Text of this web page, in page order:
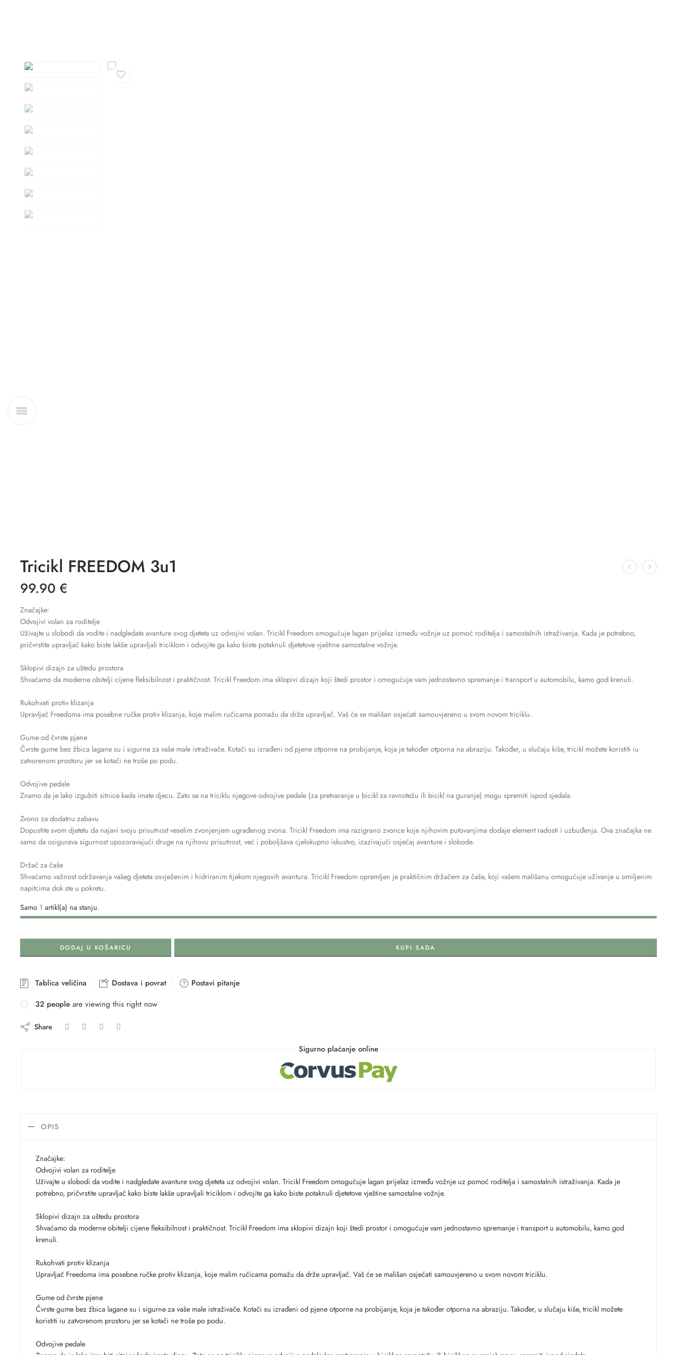
Tricikl FREEDOM 3u1
99.90 €
Značajke:
Odvojivi volan za roditelje
Uživajte u slobodi da vodite i nadgledate avanture svog djeteta uz odvojivi volan. Tricikl Freedom omogućuje lagan prijelaz između vožnje uz pomoć roditelja i samostalnih istraživanja. Kada je potrebno,
pričvrstite upravljač kako biste lakše upravljali triciklom i odvojite ga kako biste potaknuli djetetove vještine samostalne vožnje.
Sklopivi dizajn za uštedu prostora
Shvaćamo da moderne obitelji cijene fleksibilnost i praktičnost. Tricikl Freedom ima sklopivi dizajn koji štedi prostor i omogućuje vam jednostavno spremanje i transport u automobilu, kamo god krenuli.
Rukohvati protiv klizanja
Upravljač Freedoma ima posebne ručke protiv klizanja, koje malim ručicama pomažu da drže upravljač. Vaš će se mališan osjećati samouvjereno u svom novom triciklu.
Gume od čvrste pjene
Čvrste gume bez žbica lagane su i sigurne za vaše male istraživače. Kotači su izrađeni od pjene otporne na probijanje, koja je također otporna na abraziju. Također, u slučaju kiše, tricikl možete koristiti iu
zatvorenom prostoru jer se kotači ne troše po podu.
Odvojive pedale
Znamo da je lako izgubiti sitnice kada imate djecu. Zato se na triciklu njegove odvojive pedale (za pretvaranje u bicikl za ravnotežu ili bicikl na guranje) mogu spremiti ispod sjedala.
Zvono za dodatnu zabavu
Dopustite svom djetetu da najavi svoju prisutnost veselim zvonjenjem ugrađenog zvona. Tricikl Freedom ima razigrano zvonce koje njihovim putovanjima dodaje element radosti i uzbuđenja. Ova značajka ne
samo da osigurava sigurnost upozoravajući druge na njihovu prisutnost, već i poboljšava cjelokupno iskustvo, izazivajući osjećaj avanture i slobode.
Držač za čaše
Shvaćamo važnost održavanja vašeg djeteta osvježenim i hidriranim tijekom njegovih avantura. Tricikl Freedom opremljen je praktičnim držačem za čaše, koji vašem mališanu omogućuje uživanje u omiljenim
napitcima dok ste u pokretu.
Samo 1 artikl(a) na stanju.
DODAJ U KOŠARICU KUPI SADA
Tablica veličina Dostava i povrat
Postavi pitanje
35 people are viewing this right now
Share
Sigurno plaćanje online
OPIS
Značajke:
Odvojivi volan za roditelje
Uživajte u slobodi da vodite i nadgledate avanture svog djeteta uz odvojivi volan. Tricikl Freedom omogućuje lagan prijelaz između vožnje uz pomoć roditelja i samostalnih istraživanja. Kada je
potrebno, pričvrstite upravljač kako biste lakše upravljali triciklom i odvojite ga kako biste potaknuli djetetove vještine samostalne vožnje.
Sklopivi dizajn za uštedu prostora
Shvaćamo da moderne obitelji cijene fleksibilnost i praktičnost. Tricikl Freedom ima sklopivi dizajn koji štedi prostor i omogućuje vam jednostavno spremanje i transport u automobilu, kamo god
krenuli.
Rukohvati protiv klizanja
Upravljač Freedoma ima posebne ručke protiv klizanja, koje malim ručicama pomažu da drže upravljač. Vaš će se mališan osjećati samouvjereno u svom novom triciklu.
Gume od čvrste pjene
Čvrste gume bez žbica lagane su i sigurne za vaše male istraživače. Kotači su izrađeni od pjene otporne na probijanje, koja je također otporna na abraziju. Također, u slučaju kiše, tricikl možete
koristiti iu zatvorenom prostoru jer se kotači ne troše po podu.
Odvojive pedale